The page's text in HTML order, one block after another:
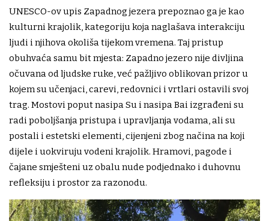
UNESCO-ov upis Zapadnog jezera prepoznao ga je kao
kulturni krajolik, kategoriju koja naglašava interakciju
ljudi i njihova okoliša tijekom vremena. Taj pristup
obuhvaća samu bit mjesta: Zapadno jezero nije divljina
očuvana od ljudske ruke, već pažljivo oblikovan prizor u
kojem su učenjaci, carevi, redovnici i vrtlari ostavili svoj
trag. Mostovi poput nasipa Su i nasipa Bai izgrađeni su
radi poboljšanja pristupa i upravljanja vodama, ali su
postali i estetski elementi, cijenjeni zbog načina na koji
dijele i uokviruju vodeni krajolik. Hramovi, pagode i
čajane smješteni uz obalu nude podjednako i duhovnu
refleksiju i prostor za razonodu.